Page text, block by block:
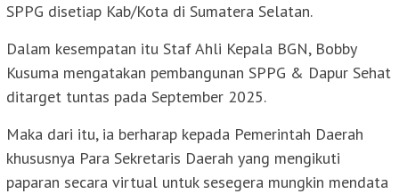
SPPG disetiap Kab/Kota di Sumatera Selatan.
Dalam kesempatan itu Staf Ahli Kepala BGN, Bobby
Kusuma mengatakan pembangunan SPPG & Dapur Sehat
ditarget tuntas pada September 2025.
Maka dari itu, ia berharap kepada Pemerintah Daerah
khususnya Para Sekretaris Daerah yang mengikuti
paparan secara virtual untuk sesegera mungkin mendata